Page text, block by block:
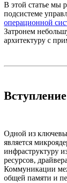
В этой статье мы
подсистеме
операционной
Затронем
архитектуру с
Вступление
Одной из
является
инфраструктуру
ресурсов,
Коммуникации
общей памяти и